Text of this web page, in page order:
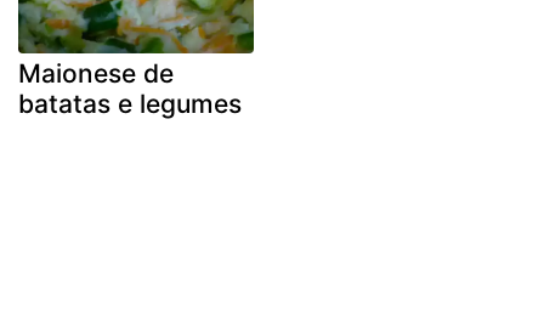
Maionese de
batatas e legumes